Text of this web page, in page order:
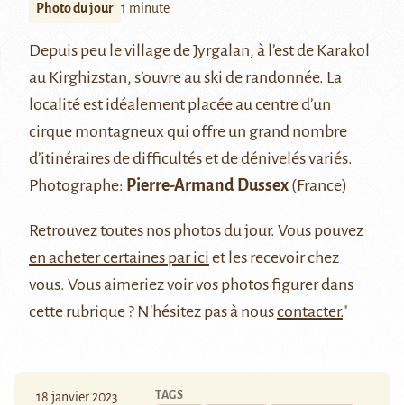
Photo du jour 1 minute
Depuis peu le village de Jyrgalan, à l’est de Karakol
au Kirghizstan, s’ouvre au ski de randonnée. La
localité est idéalement placée au centre d’un
cirque montagneux qui offre un grand nombre
d’itinéraires de difficultés et de dénivelés variés.
Photographe: Pierre-Armand Dussex (France)
Retrouveztoutes nos photos du jour. Vous pouvez
en acheter certaines par ici et les recevoir chez
vous. Vous aimeriez voir vos photos figurer dans
cette rubrique ? N'hésitez pas à nouscontacter."
18 janvier 2023 TAGS